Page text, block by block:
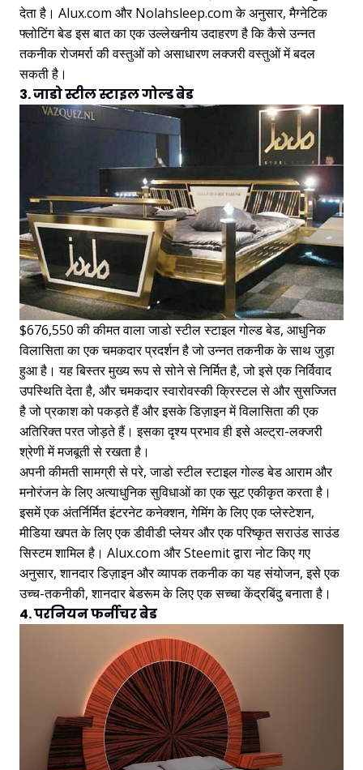
देता है। Alux.com और Nolahsleep.com के अनुसार, मैग्नेटिक
फ्लोटिंग बेड इस बात का एक उल्लेखनीय उदाहरण है कि कैसे उन्नत
तकनीक रोजमर्रा की वस्तुओं को असाधारण लक्जरी वस्तुओं में बदल
सकती है।
3. जाडो स्टील स्टाइल गोल्ड बेड
$676,550 की कीमत वाला जाडो स्टील स्टाइल गोल्ड बेड, आधुनिक
विलासिता का एक चमकदार प्रदर्शन है जो उन्नत तकनीक के साथ जुड़ा
हुआ है। यह बिस्तर मुख्य रूप से सोने से निर्मित है, जो इसे एक निर्विवाद
उपस्थिति देता है, और चमकदार स्वारोवस्की क्रिस्टल से और सुसज्जित
है जो प्रकाश को पकड़ते हैं और इसके डिज़ाइन में विलासिता की एक
अतिरिक्त परत जोड़ते हैं। इसका दृश्य प्रभाव ही इसे अल्ट्रा-लक्जरी
श्रेणी में मजबूती से रखता है।
अपनी कीमती सामग्री से परे, जाडो स्टील स्टाइल गोल्ड बेड आराम और
मनोरंजन के लिए अत्याधुनिक सुविधाओं का एक सूट एकीकृत करता है।
इसमें एक अंतर्निर्मित इंटरनेट कनेक्शन, गेमिंग के लिए एक प्लेस्टेशन,
मीडिया खपत के लिए एक डीवीडी प्लेयर और एक परिष्कृत सराउंड साउंड
सिस्टम शामिल है। Alux.com और Steemit द्वारा नोट किए गए
अनुसार, शानदार डिज़ाइन और व्यापक तकनीक का यह संयोजन, इसे एक
उच्च-तकनीकी, शानदार बेडरूम के लिए एक सच्चा केंद्रबिंदु बनाता है।
4. परनियन फर्नीचर बेड